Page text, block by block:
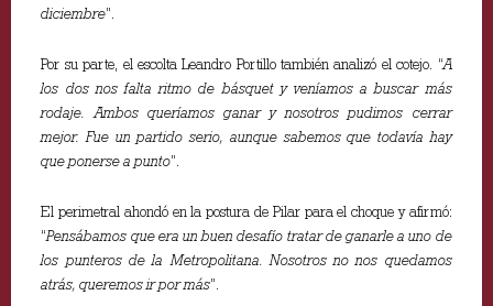
diciembre”.
Por su parte, el escolta Leandro Portillo también analizó el cotejo. “A
los dos nos falta ritmo de básquet y veníamos a buscar más
rodaje. Ambos queríamos ganar y nosotros pudimos cerrar
mejor. Fue un partido serio, aunque sabemos que todavía hay
que ponerse a punto”.
El perimetral ahondó en la postura de Pilar para el choque y afirmó:
“Pensábamos que era un buen desafío tratar de ganarle a uno de
los punteros de la Metropolitana. Nosotros no nos quedamos
atrás, queremos ir por más”.